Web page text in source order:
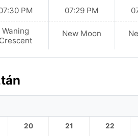
PM
Waning
Crescent
07:29 PM
New Moon
20 21 22